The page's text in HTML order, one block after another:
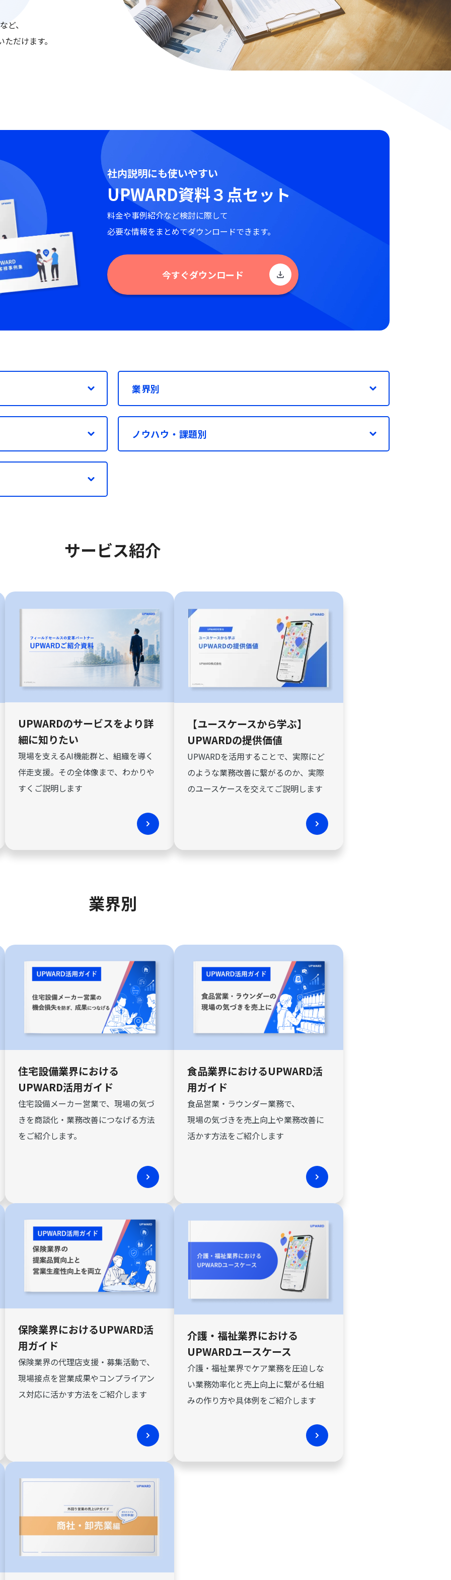
ど、
だけます。
社内説明にも使いやすい
UPWARD資料３点セット​
料金や事例紹介など検討に際して
必要な情報をまとめてダウンロードできます。
今すぐダウンロード
業界別
ノウハウ・課題別
サービス紹介
UPWARDのサービスをより詳
細に知りたい
現場を支えるAI機能群と、組織を導く
伴走支援。その全体像まで、わかりや
すくご説明します
【ユースケースから学ぶ】
UPWARDの提供価値
UPWARDを活用することで、実際にど
のような業務改善に繋がるのか、実際
のユースケースを交えてご説明します
業界別
住宅設備業界における
UPWARD活用ガイド
住宅設備メーカー営業で、現場の気づ
きを商談化・業務改善につなげる方法
をご紹介します。
食品業界におけるUPWARD活
用ガイド
食品営業・ラウンダー業務で、
現場の気づきを売上向上や業務改善に
活かす方法をご紹介します
保険業界におけるUPWARD活
用ガイド
保険業界の代理店支援・募集活動で、
現場接点を営業成果やコンプライアン
ス対応に活かす方法をご紹介します
介護・福祉業界における
UPWARDユースケース
介護・福祉業界でケア業務を圧迫しな
い業務効率化と売上向上に繋がる仕組
みの作り方や具体例をご紹介します